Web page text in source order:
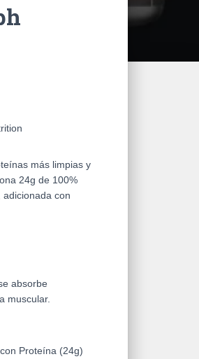
más limpias y
24g de 100%
con
absorbe
muscular.
Proteína (24g)